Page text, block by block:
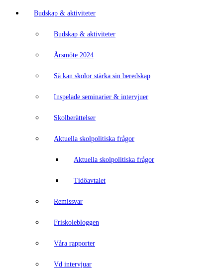
Budskap & aktiviteter
Budskap & aktiviteter
Årsmöte 2024
Så kan skolor stärka sin beredskap
Inspelade seminarier & intervjuer
Skolberättelser
Aktuella skolpolitiska frågor
Aktuella skolpolitiska frågor
Tidöavtalet
Remissvar
Friskolebloggen
Våra rapporter
Vd intervjuar